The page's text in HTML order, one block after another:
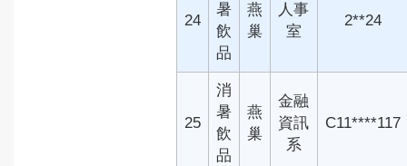
24
暑
飲
品
燕
巢
人事
室
2**24
25
消
暑
飲
品
燕
巢
金融
資訊
系
C11****117